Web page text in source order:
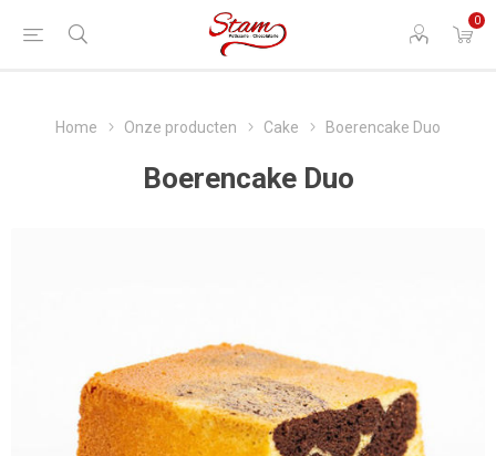
0
Home Onze producten Cake Boerencake Duo
Boerencake Duo